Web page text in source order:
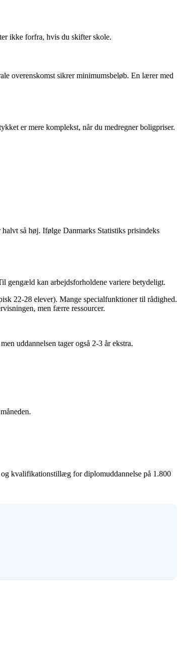
ikke forfra, hvis du skifter skole.
overenskomst sikrer minimumsbeløb. En lærer med
er mere komplekst, når du medregner boligpriser.
så høj. Ifølge Danmarks Statistiks prisindeks
gengæld kan arbejdsforholdene variere betydeligt.
22-28 elever). Mange specialfunktioner til rådighed.
men færre ressourcer.
uddannelsen tager også 2-3 år ekstra.
kvalifikationstillæg for diplomuddannelse på 1.800